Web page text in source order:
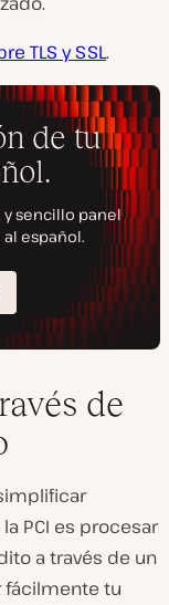
TLS y SSL.
de
PCI es procesar
a través de un
fácilmente tu